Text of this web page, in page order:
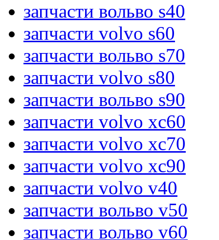
запчасти вольво s40
запчасти volvo s60
запчасти вольво s70
запчасти volvo s80
запчасти вольво s90
запчасти volvo xc60
запчасти volvo xc70
запчасти volvo xc90
запчасти volvo v40
запчасти вольво v50
запчасти вольво v60